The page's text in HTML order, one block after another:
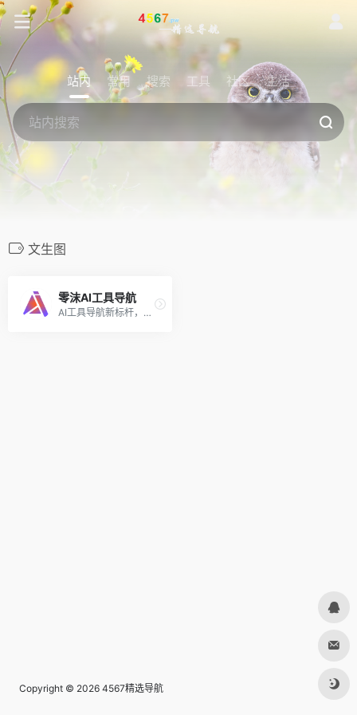
站内 常用 搜索 工具 社区 生活
文生图
零沫AI工具导航
AI工具导航新标杆，收集国内外AI工具网址
Copyright © 2026 4567精选导航